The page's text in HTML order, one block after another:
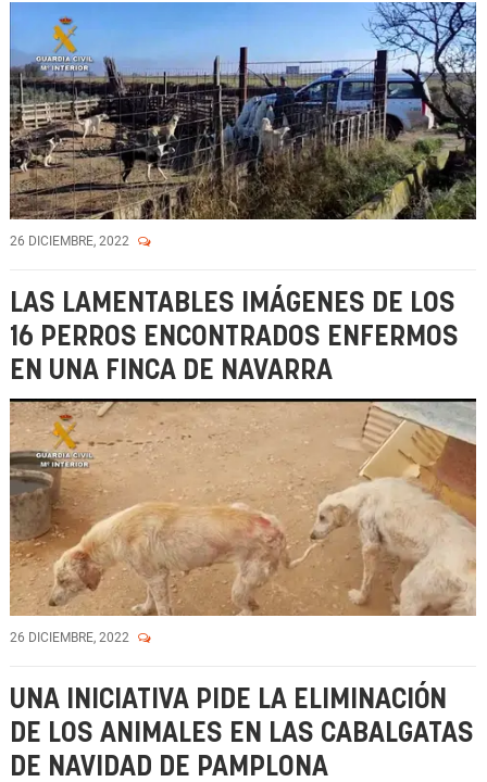
26 DICIEMBRE, 2022
LAS LAMENTABLES IMÁGENES DE LOS
16 PERROS ENCONTRADOS ENFERMOS
EN UNA FINCA DE NAVARRA
26 DICIEMBRE, 2022
UNA INICIATIVA PIDE LA ELIMINACIÓN
DE LOS ANIMALES EN LAS CABALGATAS
DE NAVIDAD DE PAMPLONA